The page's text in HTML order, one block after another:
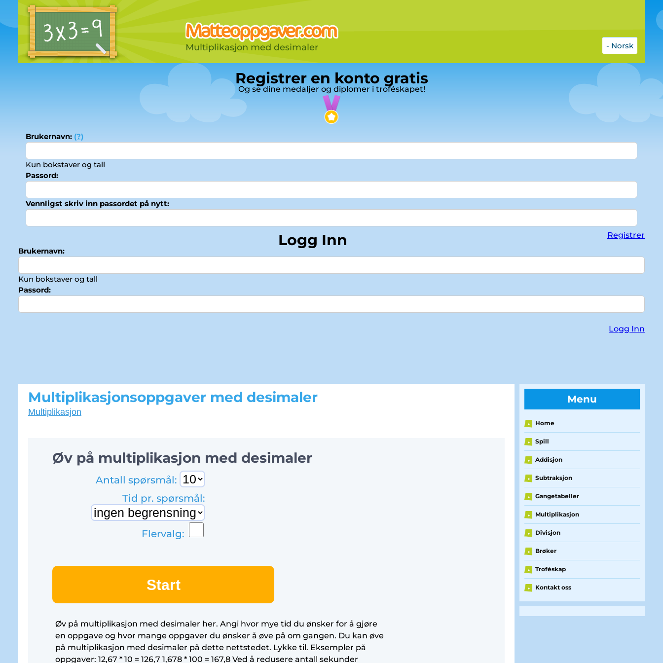
Multiplikasjon med desimaler - Norsk
Registrer en konto gratis
Og se dine medaljer og diplomer i troféskapet!
Brukernavn: (?)
Kun bokstaver og tall
Passord:
Vennligst skriv inn passordet på nytt:
Registrer
Logg Inn
Brukernavn:
Kun bokstaver og tall
Passord:
Logg Inn
Multiplikasjonsoppgaver med desimaler
Multiplikasjon
Øv på multiplikasjon med desimaler
Antall spørsmål:
Tid pr. spørsmål:
Flervalg:
Start
Øv på multiplikasjon med desimaler her. Angi hvor mye tid du ønsker for å gjøre
en oppgave og hvor mange oppgaver du ønsker å øve på om gangen. Du kan øve
på multiplikasjon med desimaler på dette nettstedet. Lykke til. Eksempler på
oppgaver: 12,67 * 10 = 126,7 1,678 * 100 = 167,8 Ved å redusere antall sekunder
Menu
► Home
► Spill
► Addisjon
► Subtraksjon
► Gangetabeller
► Multiplikasjon
► Divisjon
► Brøker
► Troféskap
► Kontakt oss